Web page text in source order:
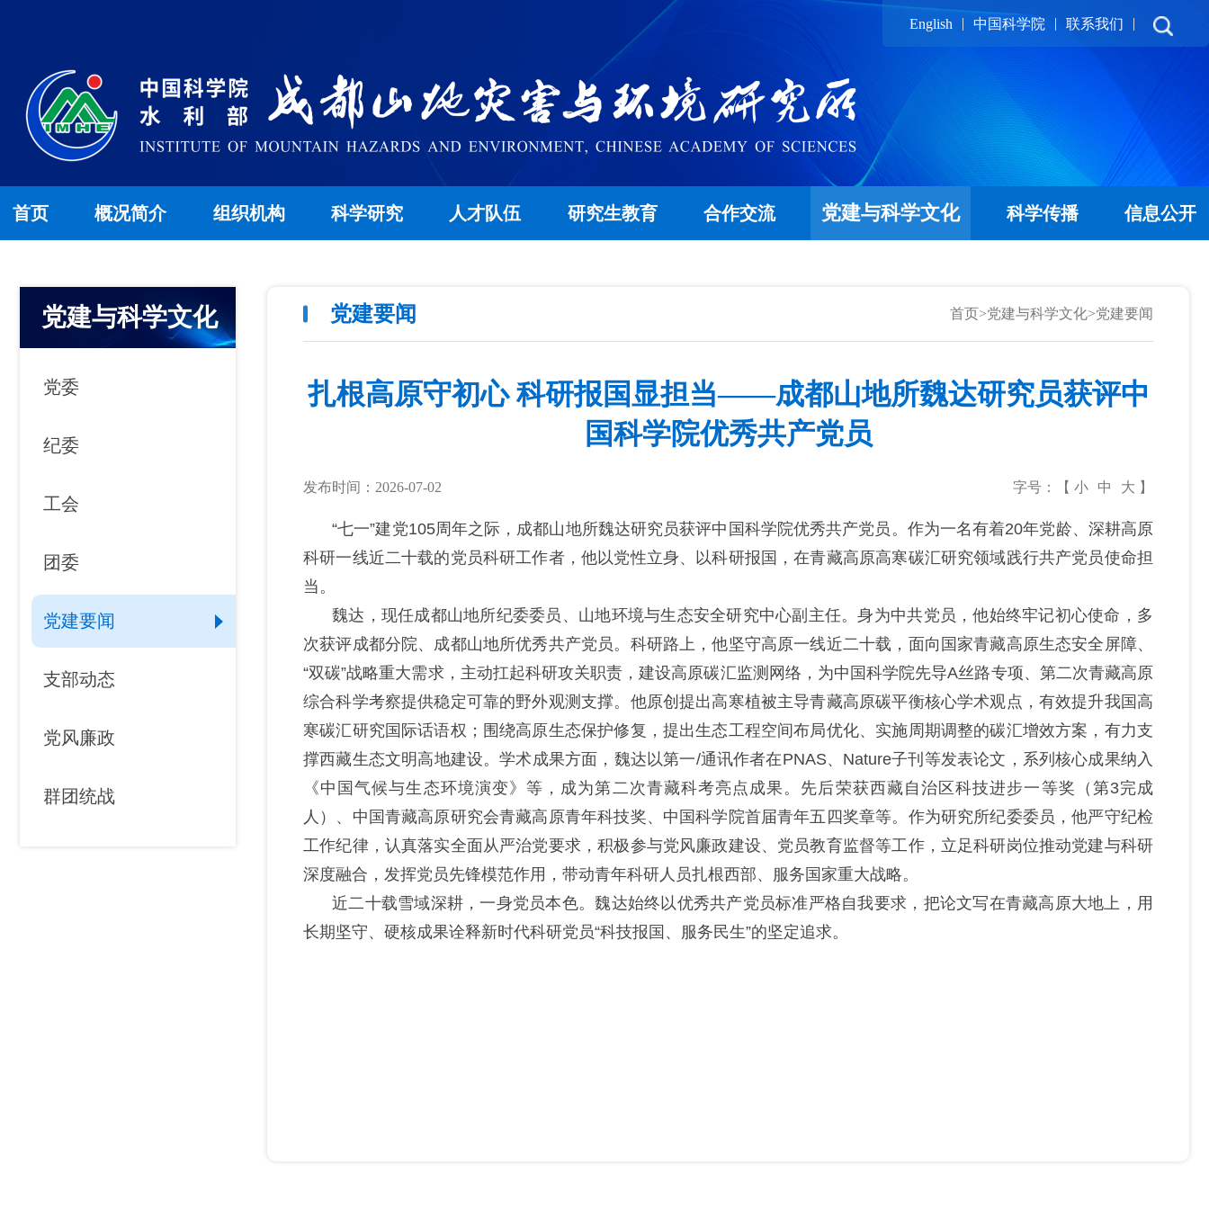
English | 中国科学院 | 联系我们 |
首页 概况简介 组织机构 科学研究 人才队伍 研究生教育 合作交流 党建与科学文化 科学传播 信息公开
党建与科学文化
党委
纪委
工会
团委
党建要闻
支部动态
党风廉政
群团统战
党建要闻 首页>党建与科学文化>党建要闻
扎根高原守初心 科研报国显担当——成都山地所魏达研究员获评中
国科学院优秀共产党员
发布时间：2026-07-02 字号：【 小 中 大 】
“七一”建党105周年之际， 成都山地所魏达研究员获评中国科学院优秀共产党员。作为一名有着20年党龄、深耕高原
科研一线近二十载的党员科研工作者，他以党性立身、以科研报国，在青藏高原高寒碳汇研究领域践行共产党员使命担
当。
魏达，现任成都山地所纪委委员 、 山地环境与生态安全研究中心副主任。身为中共党员，他始终牢记初心使命，多
次获评成都分院、成都山地所优秀共产党员。科研路上，他坚守高原一线近二十载，面向国家青藏高原生态安全屏障、
“双碳”战略重大需求，主动扛起科研攻关职责，建设高原碳汇监测网络，为中国科学院先导A丝路专项、第二次青藏高原
综合科学考察提供稳定可靠的野外观测支撑。他原创提出高寒植被主导青藏高原碳平衡核心学术观点， 有效提升我国高
寒碳汇研究国际话语权；围绕高原生态保护修复，提出生态工程空间布局优化、实施周期调整的碳汇增效方案，有力支
撑西藏生态文明高地建设。学术成果方面，魏达以第一/通讯作者在PNAS、 Nature子刊等发表论文 ， 系列核心成果纳入
《中国气候与生态环境演变》等 ， 成为第二次青藏科考亮点成果。先后荣获西藏自治区科技进步一等奖（第3完成
人）、 中国青藏高原研究会青藏高原青年科技奖、中国科学院首届青年五四奖章等。作为研究所纪委委员，他严守纪检
工作纪律，认真落实全面从严治党要求，积极参与党风廉政建设、党员教育监督等工作，立足科研岗位推动党建与科研
深度融合，发挥党员先锋模范作用，带动青年科研人员扎根西部、服务国家重大战略。
近二十载雪域深耕，一身党员本色。魏达始终以优秀共产党员标准严格自我要求，把论文写在青藏高原大地上，用
长期坚守、硬核成果诠释新时代科研党员“科技报国、服务民生”的坚定追求。